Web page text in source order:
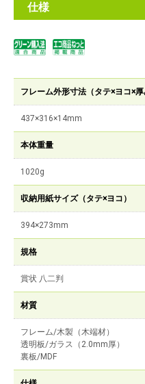
仕様
フレーム外形寸法（タテ×ヨコ×厚
437×316×14mm
本体重量
1020g
収納用紙サイズ（タテ×ヨコ）
394×273mm
規格
賞状 八二判
材質
フレーム/木製（木端材）
透明板/ガラス（2.0mm厚）
裏板/MDF